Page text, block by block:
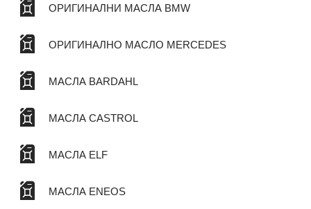
ОРИГИНАЛНИ МАСЛА BMW
ОРИГИНАЛНО МАСЛО MERCEDES
МАСЛА BARDAHL
МАСЛА CASTROL
МАСЛА ELF
МАСЛА ENEOS